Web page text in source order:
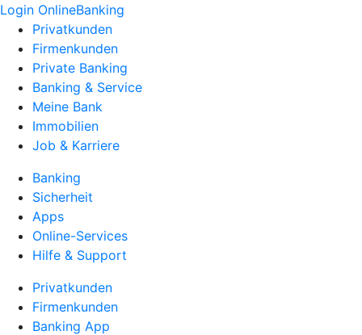
Login OnlineBanking
Privatkunden
Firmenkunden
Private Banking
Banking & Service
Meine Bank
Immobilien
Job & Karriere
Banking
Sicherheit
Apps
Online-Services
Hilfe & Support
Privatkunden
Firmenkunden
Banking App